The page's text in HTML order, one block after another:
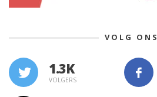
VOLG ONS
1.3K
VOLGERS